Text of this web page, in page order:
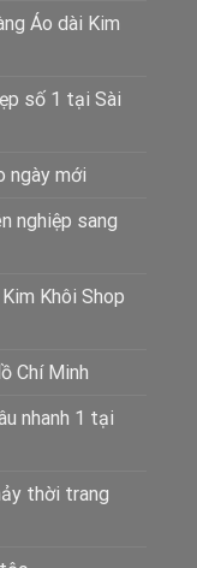
Áo dài Kim
số 1 tại Sài
ngày mới
nghiệp sang
Khôi Shop
Chí Minh
nhanh 1 tại
thời trang